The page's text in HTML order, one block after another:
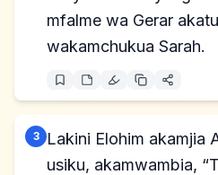
mfalme wa Gerar
wakamchukua Sarah.
3
Lakini Elohim akamjia
usiku, akamwambia,